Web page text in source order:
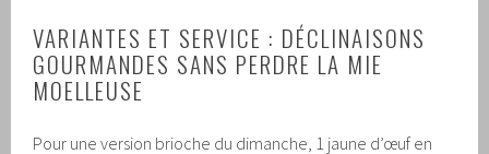
VARIANTES ET SERVICE : DÉCLINAISONS
GOURMANDES SANS PERDRE LA MIE
MOELLEUSE
Pour une version brioche du dimanche, 1 jaune d’œuf en